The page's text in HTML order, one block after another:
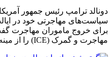
دونالد ترامپ رئیس جمهور
سیاست‌های مهاجرتی خود در
برای خروج ماموران مهاجرت
مهاجرت و گمرک (ICE) را از مینه‌سوتا خارج کند.